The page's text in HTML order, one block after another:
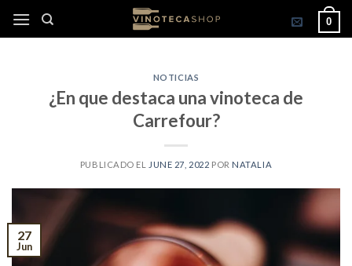
0
NOTICIAS
¿En que destaca una vinoteca de
Carrefour?
PUBLICADO EL JUNE 27, 2022 POR NATALIA
27
Jun